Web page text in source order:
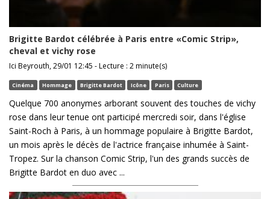
Brigitte Bardot célébrée à Paris entre «Comic Strip»,
cheval et vichy rose
Ici Beyrouth, 29/01 12:45 - Lecture : 2 minute(s)
Cinéma Hommage Brigitte Bardot Icône Paris Culture
Quelque 700 anonymes arborant souvent des touches de vichy
rose dans leur tenue ont participé mercredi soir, dans l'église
Saint-Roch à Paris, à un hommage populaire à Brigitte Bardot,
un mois après le décès de l'actrice française inhumée à Saint-
Tropez. Sur la chanson Comic Strip, l'un des grands succès de
Brigitte Bardot en duo avec ...